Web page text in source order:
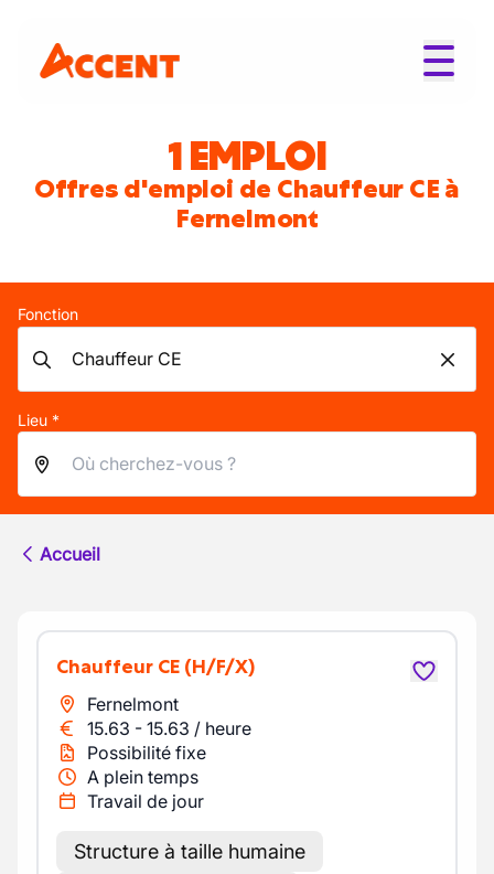
1 EMPLOI
Offres d'emploi de Chauffeur CE à
Fernelmont
Fonction
Lieu *
Accueil
Chauffeur CE (H/F/X)
Fernelmont
15.63 - 15.63 / heure
Possibilité fixe
A plein temps
Travail de jour
Structure à taille humaine